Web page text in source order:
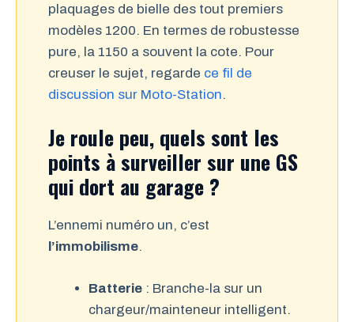
plaquages de bielle des tout premiers
modèles 1200. En termes de robustesse
pure, la 1150 a souvent la cote. Pour
creuser le sujet, regarde ce fil de
discussion sur Moto-Station.
Je roule peu, quels sont les
points à surveiller sur une GS
qui dort au garage ?
L’ennemi numéro un, c’est
l’immobilisme.
Batterie : Branche-la sur un
chargeur/mainteneur intelligent.